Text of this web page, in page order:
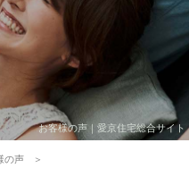
お客様の声｜愛京住宅総合サイト
の声